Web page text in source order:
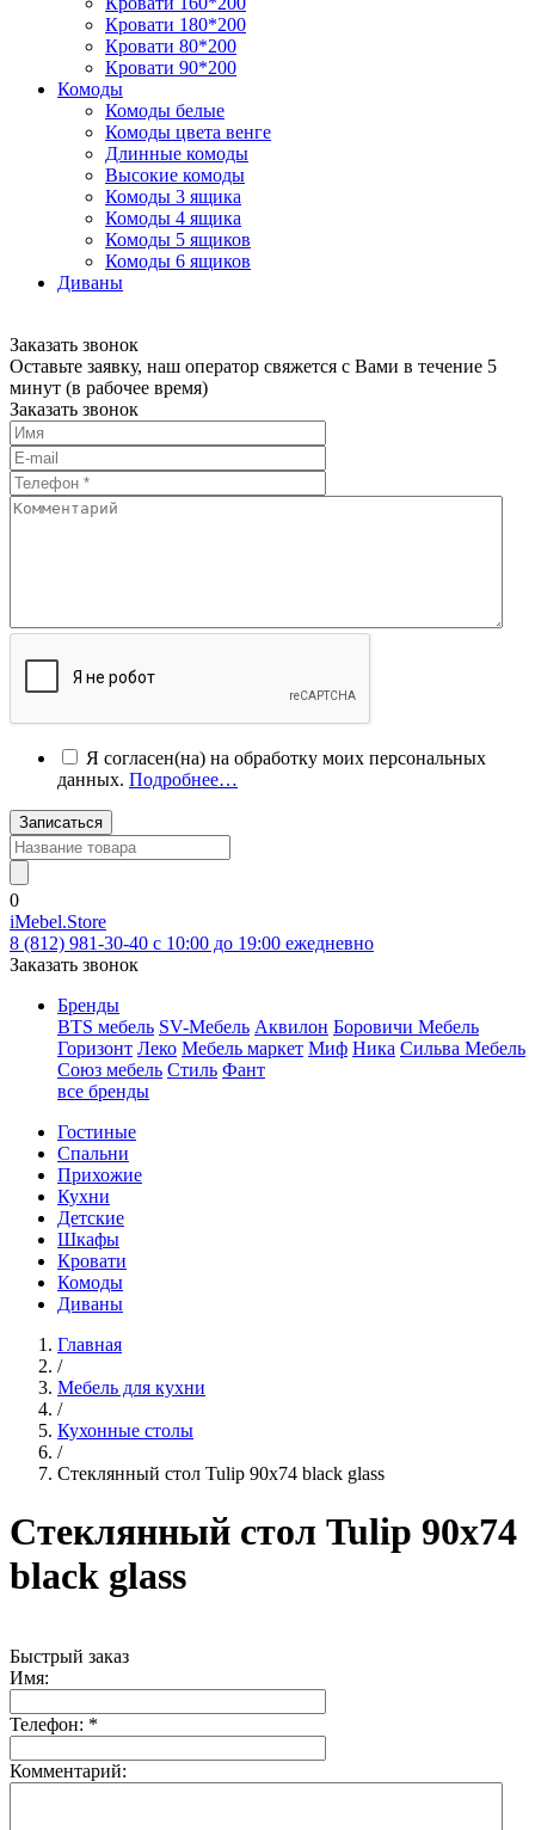
Кровати 180*200
Кровати 80*200
Кровати 90*200
Комоды
Комоды белые
Комоды цвета венге
Длинные комоды
Высокие комоды
Комоды 3 ящика
Комоды 4 ящика
Комоды 5 ящиков
Комоды 6 ящиков
Диваны
Заказать звонок
Оставьте заявку, наш оператор свяжется с Вами в течение 5
минут (в рабочее время)
Заказать звонок
Я согласен(на) на обработку моих персональных
данных. Подробнее…
Записаться
0
iMebel.Store
8 (812) 981-30-40 c 10:00 до 19:00 ежедневно
Заказать звонок
Бренды
BTS мебель SV-Мебель Аквилон Боровичи Мебель
Горизонт Леко Мебель маркет Миф Ника Сильва Мебель
Союз мебель Стиль Фант
все бренды
Гостиные
Спальни
Прихожие
Кухни
Детские
Шкафы
Кровати
Комоды
Диваны
Главная
/
Мебель для кухни
/
Кухонные столы
/
Стеклянный стол Tulip 90x74 black glass
Стеклянный стол Tulip 90x74
black glass
Быстрый заказ
Имя:
Телефон: *
Комментарий: